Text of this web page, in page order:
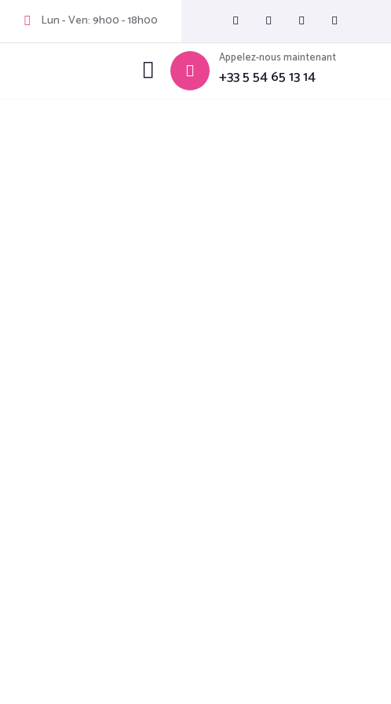
Lun - Ven: 9h00 - 18h00
Appelez-nous maintenant
+33 5 54 65 13 14